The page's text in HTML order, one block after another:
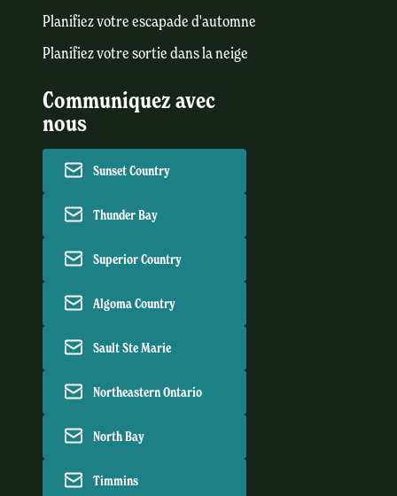
Planifiez votre escapade d'automne
Planifiez votre sortie dans la neige
Communiquez avec
nous
Sunset Country
Thunder Bay
Superior Country
Algoma Country
Sault Ste Marie
Northeastern Ontario
North Bay
Timmins